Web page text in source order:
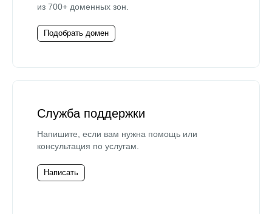
из 700+ доменных зон.
Подобрать домен
Служба поддержки
Напишите, если вам нужна помощь или
консультация по услугам.
Написать